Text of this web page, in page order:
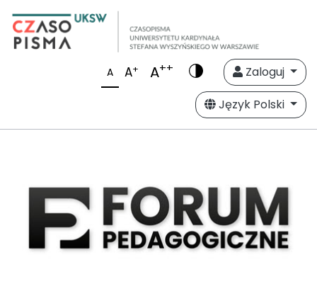
A A+ A++
Zaloguj
Język Polski